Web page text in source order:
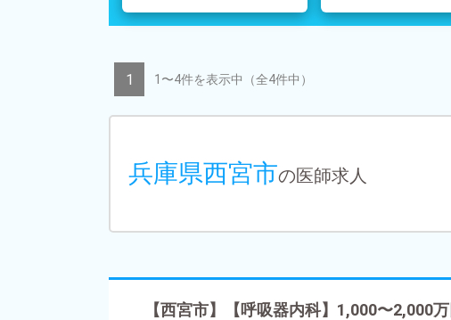
1 1〜4件を表示中 （全4件中）
兵庫県西宮市の医師求人
【西宮市】【呼吸器内科】1,000〜2,000